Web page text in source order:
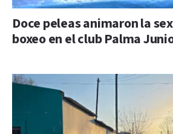
Doce peleas animaron la
boxeo en el club Palma